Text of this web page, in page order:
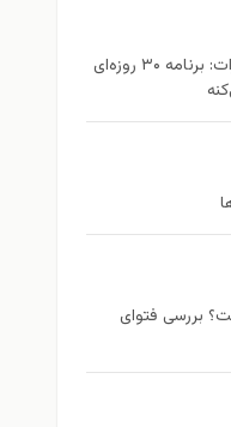
تمرین در خانه بدون تجهیزات: برنامه ۳۰ روزه‌ای
بررسی فتوای